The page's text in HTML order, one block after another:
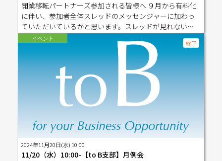
開業移転パートナーズ参加される皆様へ ９月から有料化
に伴い、参加者全体スレッドのメッセンジャーに加わっ
ていただいているかと思います。スレッドが見れない場
合は、招待者もしくは阿多さんにご連絡ください。参加
用ＵＲＬは２４年９月よりスレッドではなく、こちらの
サイトからお知らせいたしますので、必ず参加申し込み
をお願いいたします。 有料会員の方はクーポンコードを
記入し、０円にてチケットをご購入ください！※クーポ
ンコードは「開業移転パートナーズ」の掲示板「【有料
会員限定】クーポンコード」をご参照ください。 １００
年ＨＡＰＰＹプロジェクトにご登録いただいている方
は、プロフィールをコピーできるボタンがありますの
で、ご登録の上、ご活用ください。（登録無料） 100年HA
PPYプロジェクト登録
イベント
終了
2024年11月20日(水) 10:00
11/20（水）10:00-【to B支部】月例会